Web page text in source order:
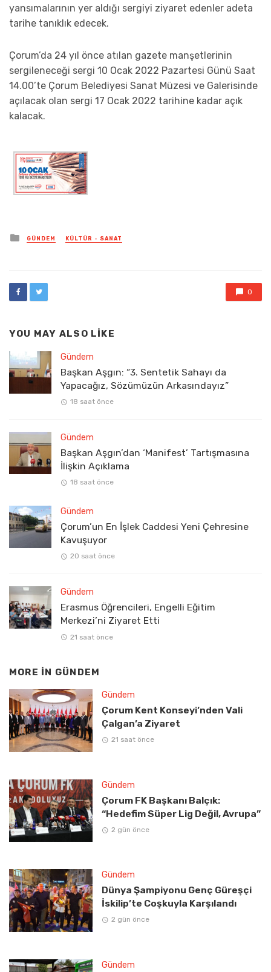
yansımalarının yer aldığı sergiyi ziyaret edenler adeta
tarihe tanıklık edecek.
Çorum’da 24 yıl önce atılan gazete manşetlerinin
sergileneceği sergi 10 Ocak 2022 Pazartesi Günü Saat
14.00’te Çorum Belediyesi Sanat Müzesi ve Galerisinde
açılacak olan sergi 17 Ocak 2022 tarihine kadar açık
kalacak.
Posted
in
GÜNDEM KÜLTÜR - SANAT
0
YOU MAY ALSO LIKE
Gündem
Başkan Aşgın: “3. Sentetik Sahayı da
Yapacağız, Sözümüzün Arkasındayız”
18 saat önce
Gündem
Başkan Aşgın’dan ‘Manifest’ Tartışmasına
İlişkin Açıklama
18 saat önce
Gündem
Çorum’un En İşlek Caddesi Yeni Çehresine
Kavuşuyor
20 saat önce
Gündem
Erasmus Öğrencileri, Engelli Eğitim
Merkezi’ni Ziyaret Etti
21 saat önce
MORE IN GÜNDEM
Gündem
Çorum Kent Konseyi’nden Vali
Çalgan’a Ziyaret
21 saat önce
Gündem
Çorum FK Başkanı Balçık:
“Hedefim Süper Lig Değil, Avrupa”
2 gün önce
Gündem
Dünya Şampiyonu Genç Güreşçi
İskilip’te Coşkuyla Karşılandı
2 gün önce
Gündem